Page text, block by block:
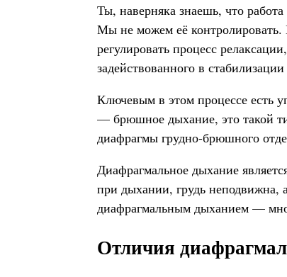
Ты, наверняка знаешь, что
Мы не можем её контролировать.
регулировать процесс
задействованного в
Ключевым в этом процессе есть
— брюшное дыхание, это такой
диафрагмы грудно-брюшного
Диафрагмальное дыхание
при дыхании, грудь неподвижна,
диафрагмальным дыханием —
Отличия